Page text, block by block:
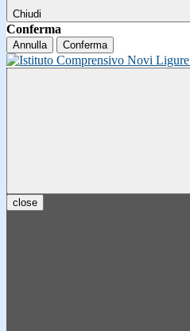
Chiudi
Conferma
Annulla Conferma
close